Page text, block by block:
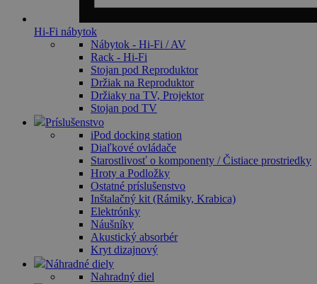
Hi-Fi nábytok
Nábytok - Hi-Fi / AV
Rack - Hi-Fi
Stojan pod Reproduktor
Držiak na Reproduktor
Držiaky na TV, Projektor
Stojan pod TV
Príslušenstvo
iPod docking station
Diaľkové ovládače
Starostlivosť o komponenty / Čistiace prostriedky
Hroty a Podložky
Ostatné príslušenstvo
Inštalačný kit (Rámiky, Krabica)
Elektrónky
Náušníky
Akustický absorbér
Kryt dizajnový
Náhradné diely
Nahradný diel